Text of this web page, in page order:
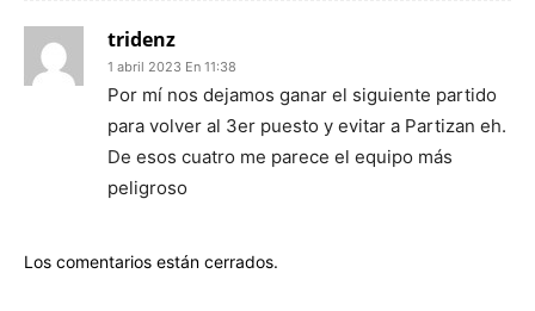
tridenz
1 abril 2023 En 11:38
Por mí nos dejamos ganar el siguiente partido
para volver al 3er puesto y evitar a Partizan eh.
De esos cuatro me parece el equipo más
peligroso
Los comentarios están cerrados.